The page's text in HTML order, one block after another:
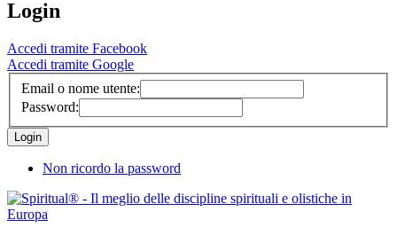
Login
Accedi tramite Facebook
Accedi tramite Google
Email o nome utente:
Password:
Non ricordo la password